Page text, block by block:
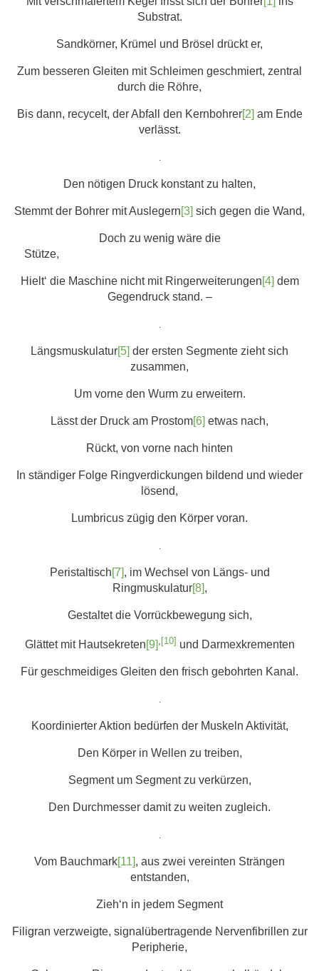
Substrat.
Sandkörner, Krümel und Brösel drückt er,
Zum besseren Gleiten mit Schleimen geschmiert, zentral
durch die Röhre,
Bis dann, recycelt, der Abfall den Kernbohrer[2] am Ende
verlässt.
Den nötigen Druck konstant zu halten,
Stemmt der Bohrer mit Auslegern[3] sich gegen die Wand,
Doch zu wenig wäre die
Stütze,
Hielt‘ die Maschine nicht mit Ringerweiterungen[4] dem
Gegendruck stand. –
Längsmuskulatur[5] der ersten Segmente zieht sich
zusammen,
Um vorne den Wurm zu erweitern.
Lässt der Druck am Prostom[6] etwas nach,
Rückt, von vorne nach hinten
In ständiger Folge Ringverdickungen bildend und wieder
lösend,
Lumbricus zügig den Körper voran.
Peristaltisch[7], im Wechsel von Längs- und
Ringmuskulatur[8],
Gestaltet die Vorrückbewegung sich,
Glättet mit Hautsekreten[9], [10] und Darmexkrementen
Für geschmeidiges Gleiten den frisch gebohrten Kanal.
Koordinierter Aktion bedürfen der Muskeln Aktivität,
Den Körper in Wellen zu treiben,
Segment um Segment zu verkürzen,
Den Durchmesser damit zu weiten zugleich.
Vom Bauchmark[11], aus zwei vereinten Strängen
entstanden,
Zieh‘n in jedem Segment
Filigran verzweigte, signalübertragende Nervenfibrillen zur
Peripherie,